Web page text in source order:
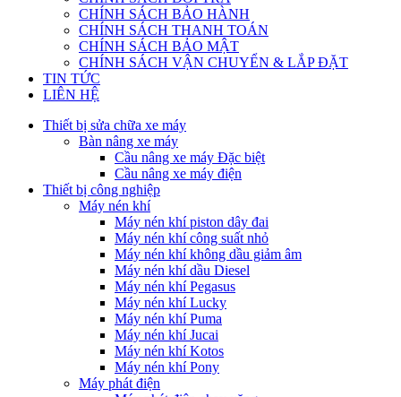
CHÍNH SÁCH BẢO HÀNH
CHÍNH SÁCH THANH TOÁN
CHÍNH SÁCH BẢO MẬT
CHÍNH SÁCH VẬN CHUYỂN & LẮP ĐẶT
TIN TỨC
LIÊN HỆ
Thiết bị sửa chữa xe máy
Bàn nâng xe máy
Cầu nâng xe máy Đặc biệt
Cầu nâng xe máy điện
Thiết bị công nghiệp
Máy nén khí
Máy nén khí piston dây đai
Máy nén khí công suất nhỏ
Máy nén khí không dầu giảm âm
Máy nén khí dầu Diesel
Máy nén khí Pegasus
Máy nén khí Lucky
Máy nén khí Puma
Máy nén khí Jucai
Máy nén khí Kotos
Máy nén khí Pony
Máy phát điện